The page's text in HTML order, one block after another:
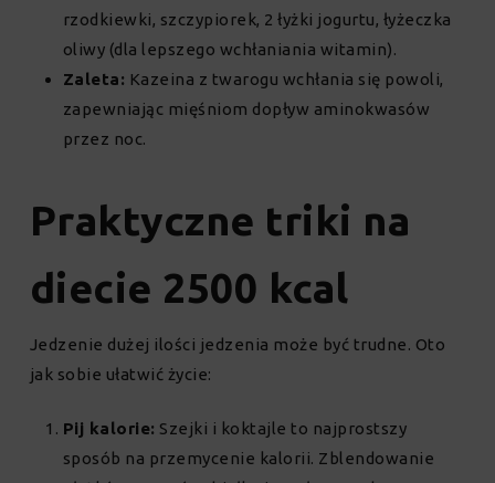
rzodkiewki, szczypiorek, 2 łyżki jogurtu, łyżeczka
oliwy (dla lepszego wchłaniania witamin).
Zaleta: Kazeina z twarogu wchłania się powoli,
zapewniając mięśniom dopływ aminokwasów
przez noc.
Praktyczne triki na
diecie 2500 kcal
Jedzenie dużej ilości jedzenia może być trudne. Oto
jak sobie ułatwić życie:
Pij kalorie: Szejki i koktajle to najprostszy
sposób na przemycenie kalorii. Zblendowanie